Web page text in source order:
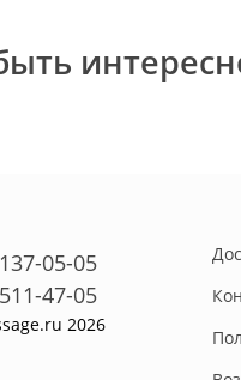
05-05
47-05
2026